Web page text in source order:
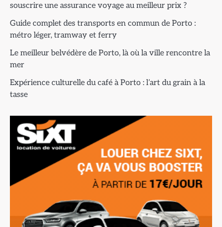
souscrire une assurance voyage au meilleur prix ?
Guide complet des transports en commun de Porto :
métro léger, tramway et ferry
Le meilleur belvédère de Porto, là où la ville rencontre la
mer
Expérience culturelle du café à Porto : l’art du grain à la
tasse